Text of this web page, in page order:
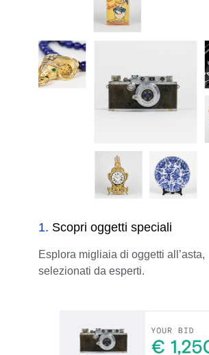
1. Scopri oggetti speciali
Esplora migliaia di oggetti all’asta,
selezionati da esperti.